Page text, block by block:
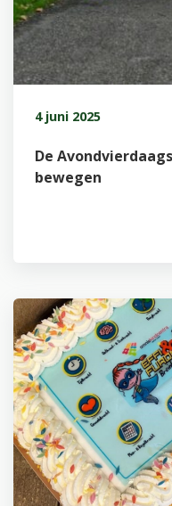
4 juni 2025
De
bewegen